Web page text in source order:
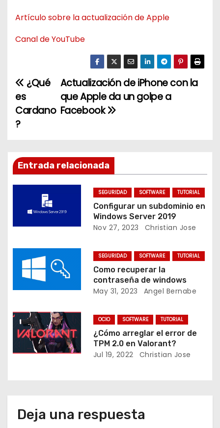
Artículo sobre la actualización de Apple
Canal de YouTube
N
a
v
g
a
i
ó
n
d
e
e
n
a
Actualización de iPhone con la
que Apple da un golpe a
Facebook
¿Qué
es
Cardano
?
Entrada relacionada
SEGURIDAD SOFTWARE TUTORIAL
Configurar un subdominio en
Windows Server 2019
Nov 27, 2023 Christian Jose
SEGURIDAD SOFTWARE TUTORIAL
Como recuperar la
contraseña de windows
May 31, 2023 Angel Bernabe
OCIO SOFTWARE TUTORIAL
¿Cómo arreglar el error de
TPM 2.0 en Valorant?
Jul 19, 2022 Christian Jose
Deja una respuesta